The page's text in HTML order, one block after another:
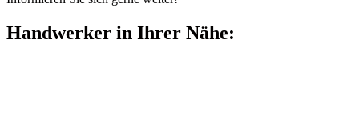
Handwerker in Ihrer Nähe: